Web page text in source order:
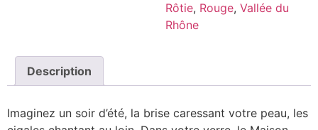
Rôtie, Rouge, Vallée du
Rhône
Description
Imaginez un soir d’été, la brise caressant votre peau, les